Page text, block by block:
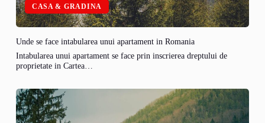
CASA & GRADINA
Unde se face intabularea unui apartament in Romania
Intabularea unui apartament se face prin inscrierea dreptului de
proprietate in Cartea…